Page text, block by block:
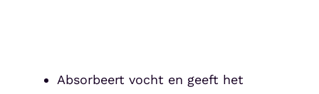
Absorbeert vocht en geeft het